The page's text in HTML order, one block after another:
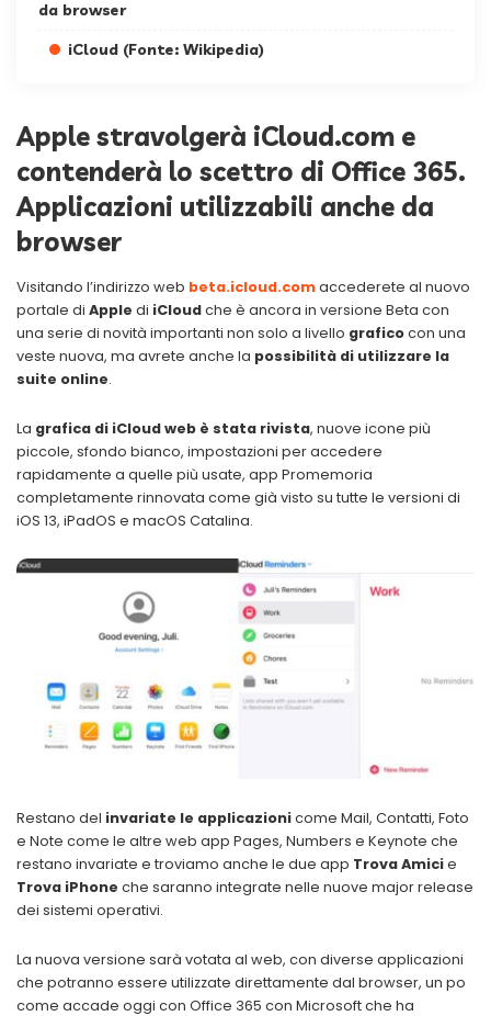
da browser
iCloud (Fonte: Wikipedia)
Apple stravolgerà iCloud.com e
contenderà lo scettro di Office 365.
Applicazioni utilizzabili anche da
browser
Visitando l’indirizzo web beta.icloud.comaccederete al nuovo
portale di Apple di iCloudche è ancora in versione Beta con
una serie di novità importanti non solo a livello graficocon una
veste nuova, ma avrete anche la possibilità di utilizzare la
suite online.
La grafica di iCloud web è stata rivista, nuove icone più
piccole, sfondo bianco, impostazioni per accedere
rapidamente a quelle più usate, app Promemoria
completamente rinnovata come già visto su tutte le versioni di
iOS 13, iPadOS e macOS Catalina.
Restano del invariate le applicazionicome Mail, Contatti, Foto
e Note come le altre web app Pages, Numbers e Keynote che
restano invariate e troviamo anche le due app Trova Amicie
Trova iPhone che saranno integrate nelle nuove major release
dei sistemi operativi.
La nuova versione sarà votata al web, con diverse applicazioni
che potranno essere utilizzate direttamente dal browser, un po
come accade oggi con Office 365 con Microsoft che ha